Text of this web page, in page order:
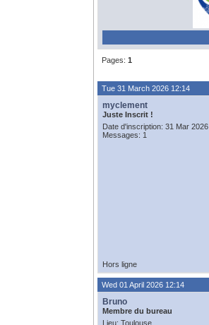
Pages: 1
Tue 31 March 2026 12:14
myclement
Juste Inscrit !
Date d'inscription: 31 Mar 2026
Messages: 1
Hors ligne
Wed 01 April 2026 12:14
Bruno
Membre du bureau
Lieu: Toulouse